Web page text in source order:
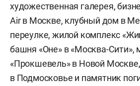
художественная галерея,
Air в Москве, клубный дом в
переулке, жилой комплекс
башня «Оне» в «Москва-Сити»,
«Прокшевель» в Новой
в Подмосковье и памятник